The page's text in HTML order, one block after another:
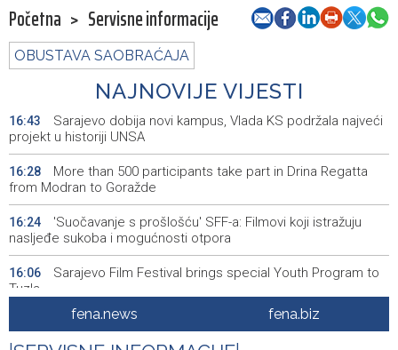
Početna > Servisne informacije
OBUSTAVA SAOBRAĆAJA
NAJNOVIJE VIJESTI
16:43
Sarajevo dobija novi kampus, Vlada KS podržala najveći
projekt u historiji UNSA
16:28
More than 500 participants take part in Drina Regatta
from Modran to Goražde
16:24
'Suočavanje s prošlošću' SFF-a: Filmovi koji istražuju
nasljeđe sukoba i mogućnosti otpora
16:06
Sarajevo Film Festival brings special Youth Program to
Tuzla
Posuški turnir 'Kamen, krš i maslina' potvrdio svoj ugled,
Kukoč ponovno na Topali
fena.news fena.biz